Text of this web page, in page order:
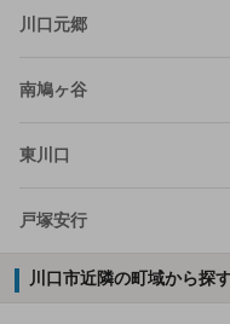
川口元郷
南鳩ヶ谷
東川口
戸塚安行
川口市近隣の町域から探